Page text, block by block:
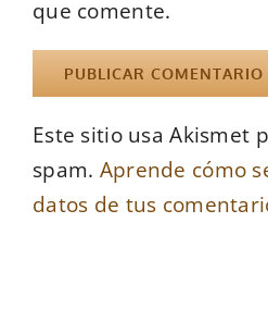
que comente.
Este sitio usa Akismet
spam. Aprende cómo
datos de tus